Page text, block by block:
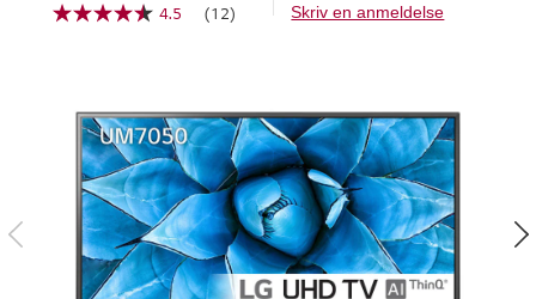
4.5
L
o
m
t
a
l
e
r
.
S
a
(12) Skriv en anmeldelse